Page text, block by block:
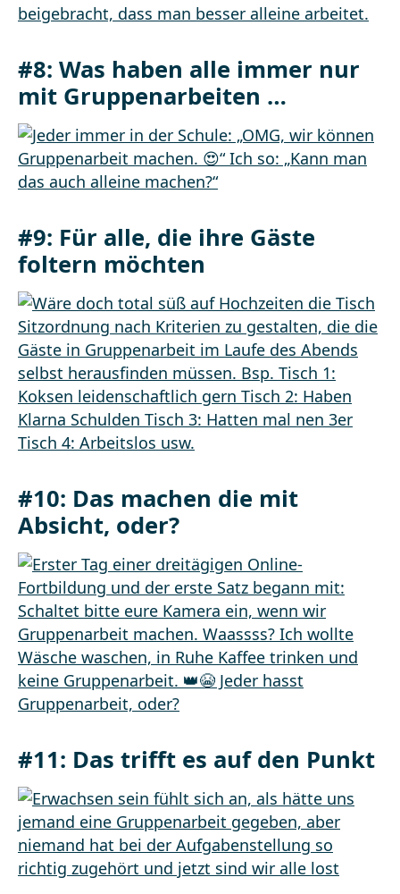
#8: Was haben alle immer nur
mit Gruppenarbeiten …
#9: Für alle, die ihre Gäste
foltern möchten
#10: Das machen die mit
Absicht, oder?
#11: Das trifft es auf den Punkt